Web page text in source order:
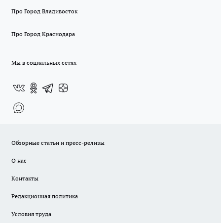
Про Город Владивосток
Про Город Краснодара
Мы в социальных сетях
Обзорные статьи и пресс-релизы
О нас
Контакты
Редакционная политика
Условия труда